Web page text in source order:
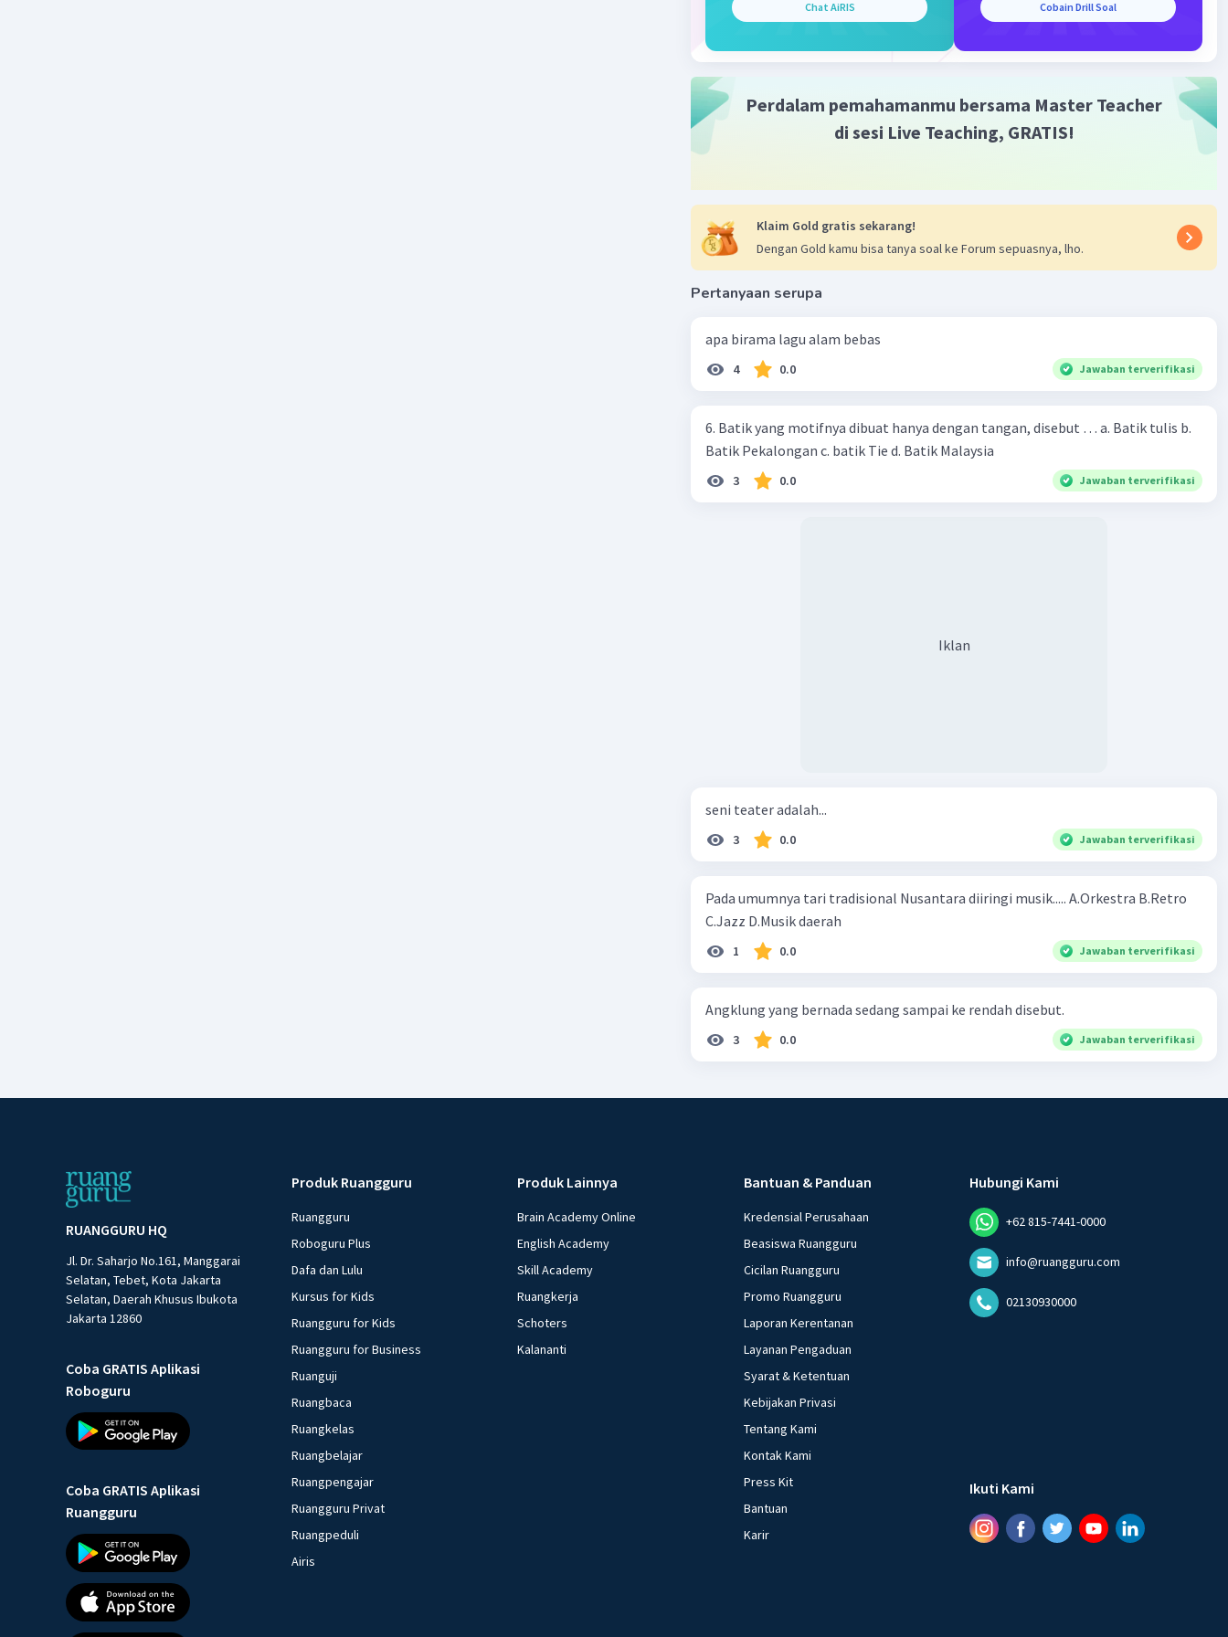
Chat AiRIS Cobain Drill Soal
Perdalam pemahamanmu bersama Master Teacher
di sesi Live Teaching, GRATIS!
Klaim Gold gratis sekarang!
Dengan Gold kamu bisa tanya soal ke Forum sepuasnya, lho.
Pertanyaan serupa
apa birama lagu alam bebas
4 0.0 Jawaban terverifikasi
6. Batik yang motifnya dibuat hanya dengan tangan, disebut … a. Batik tulis b.
Batik Pekalongan c. batik Tie d. Batik Malaysia
3 0.0 Jawaban terverifikasi
Iklan
seni teater adalah...
3 0.0 Jawaban terverifikasi
Pada umumnya tari tradisional Nusantara diiringi musik..... A.Orkestra B.Retro
C.Jazz D.Musik daerah​
1 0.0 Jawaban terverifikasi
Angklung yang bernada sedang sampai ke rendah disebut.
3 0.0 Jawaban terverifikasi
RUANGGURU HQ
Jl. Dr. Saharjo No.161, Manggarai
Selatan, Tebet, Kota Jakarta
Selatan, Daerah Khusus Ibukota
Jakarta 12860
Coba GRATIS Aplikasi
Roboguru
Coba GRATIS Aplikasi
Ruangguru
Produk Ruangguru
Ruangguru
Roboguru Plus
Dafa dan Lulu
Kursus for Kids
Ruangguru for Kids
Ruangguru for Business
Ruanguji
Ruangbaca
Ruangkelas
Ruangbelajar
Ruangpengajar
Ruangguru Privat
Ruangpeduli
Airis
Produk Lainnya
Brain Academy Online
English Academy
Skill Academy
Ruangkerja
Schoters
Kalananti
Bantuan & Panduan
Kredensial Perusahaan
Beasiswa Ruangguru
Cicilan Ruangguru
Promo Ruangguru
Laporan Kerentanan
Layanan Pengaduan
Syarat & Ketentuan
Kebijakan Privasi
Tentang Kami
Kontak Kami
Press Kit
Bantuan
Karir
Hubungi Kami
+62 815-7441-0000
info@ruangguru.com
02130930000
Ikuti Kami